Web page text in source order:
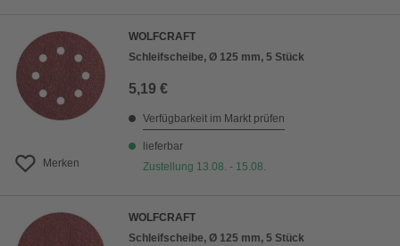
Merken
WOLFCRAFT
Schleifscheibe, Ø 125 mm, 5 Stück
5,19 €
Verfügbarkeit im Markt prüfen
lieferbar
Zustellung 13.08. - 15.08.
WOLFCRAFT
Schleifscheibe, Ø 125 mm, 5 Stück